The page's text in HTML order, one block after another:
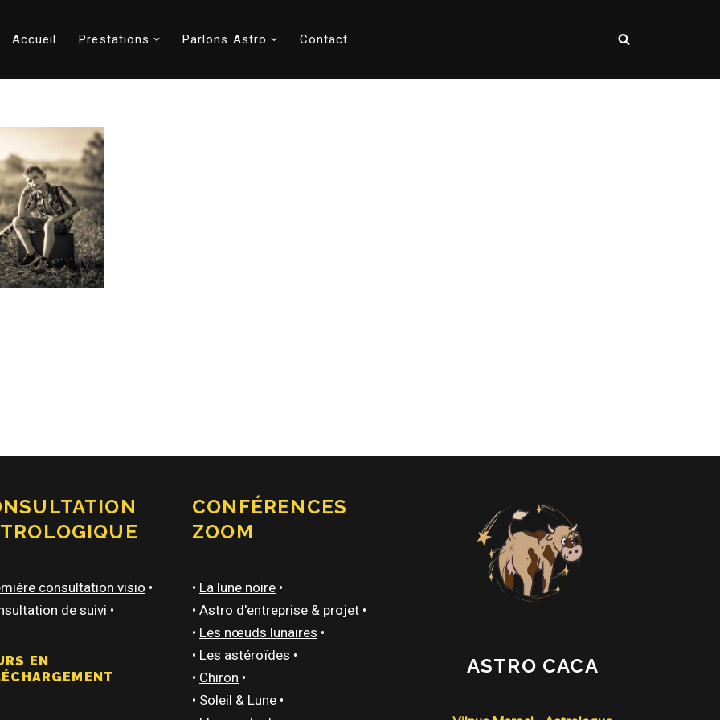
Accueil Prestations Parlons Astro Contact
consultation visio •
de suivi •
EN
CONFÉRENCES
ZOOM
• La lune noire •
• Astro d'entreprise & projet •
• Les nœuds lunaires •
• Les astéroïdes •
• Chiron •
• Soleil & Lune •
ASTRO CACA